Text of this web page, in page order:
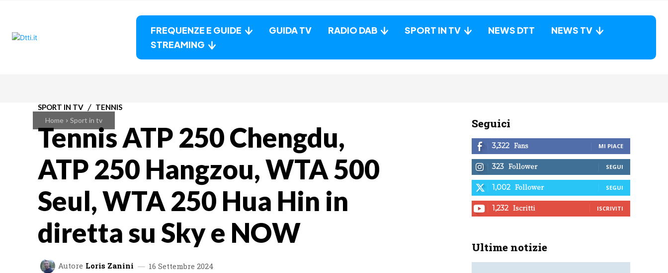
FREQUENZE E GUIDE GUIDA TV RADIO DAB SPORT IN TV NEWS DTT
NEWS TV
STREAMING
Home Sport in tv
SPORT IN TV TENNIS
Tennis ATP 250 Chengdu,
ATP 250 Hangzou, WTA 500
Seul, WTA 250 Hua Hin in
diretta su Sky e NOW
Autore Loris Zanini 16 Settembre 2024
Seguici
3,322 Fans MI PIACE
323 Follower SEGUI
1,002 Follower SEGUI
1,232 Iscritti ISCRIVITI
Ultime notizie